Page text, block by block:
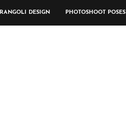
RANGOLI DESIGN PHOTOSHOOT POSES